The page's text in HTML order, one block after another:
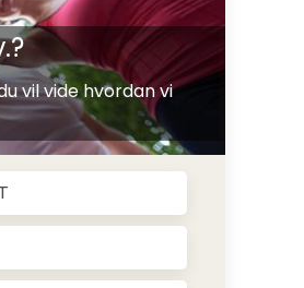
vil vide hvordan vi